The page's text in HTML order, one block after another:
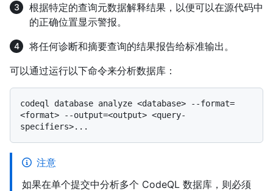
根据特定的查询元数据解释结果，以便可以在源代码中
的正确位置显示警报。
将任何诊断和摘要查询的结果报告给标准输出。
可以通过运行以下命令来分析数据库：
codeql database analyze <database> --format=
<format> --output=<output> <query-
注意
如果在单个提交中分析多个 CodeQL 数据库，则必须